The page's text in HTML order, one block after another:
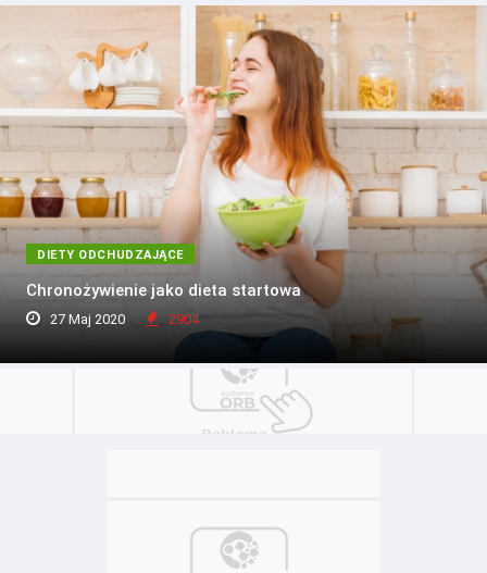
DIETY ODCHUDZAJĄCE
Chronożywienie jako dieta startowa
27 Maj 2020 2904